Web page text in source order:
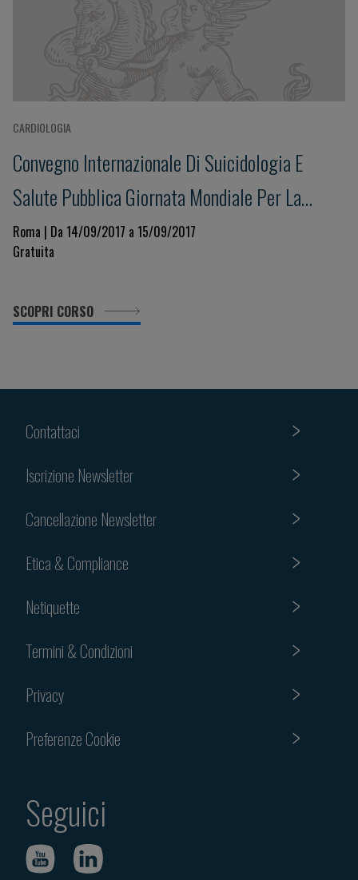
CARDIOLOGIA
Convegno Internazionale Di Suicidologia E
Salute Pubblica Giornata Mondiale Per La
Prevenzione Del Suicidio XV Edizione
Roma | Da 14/09/2017 a 15/09/2017
Gratuita
SCOPRI CORSO
Contattaci
Iscrizione Newsletter
Cancellazione Newsletter
Etica & Compliance
Netiquette
Termini & Condizioni
Privacy
Preferenze Cookie
Seguici